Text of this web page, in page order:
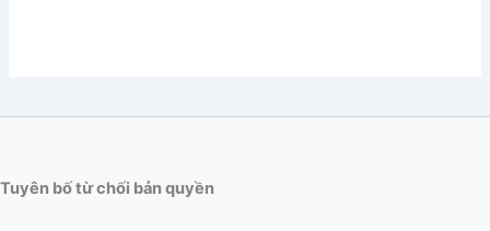
Tuyên bố từ chối bản quyền